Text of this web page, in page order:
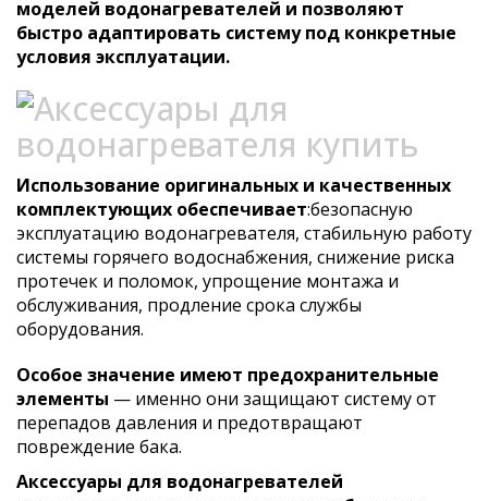
моделей водонагревателей и позволяют
быстро адаптировать систему под конкретные
условия эксплуатации.
Использование оригинальных и качественных
комплектующих обеспечивает:безопасную
эксплуатацию водонагревателя, стабильную работу
системы горячего водоснабжения, снижение риска
протечек и поломок, упрощение монтажа и
обслуживания, продление срока службы
оборудования.
Особое значение имеют предохранительные
элементы — именно они защищают систему от
перепадов давления и предотвращают
повреждение бака.
Аксессуары для водонагревателей